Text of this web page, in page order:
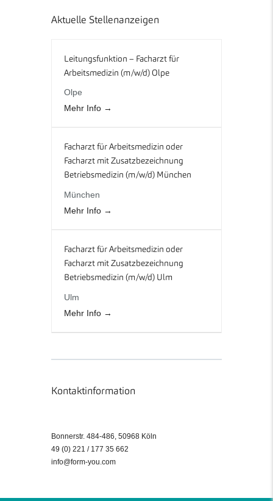
Aktuelle Stellenanzeigen
Leitungsfunktion – Facharzt für
Arbeitsmedizin (m/w/d) Olpe
Olpe
Mehr Info
Facharzt für Arbeitsmedizin oder
Facharzt mit Zusatzbezeichnung
Betriebsmedizin (m/w/d) München
München
Mehr Info
Facharzt für Arbeitsmedizin oder
Facharzt mit Zusatzbezeichnung
Betriebsmedizin (m/w/d) Ulm
Ulm
Mehr Info
Kontaktinformation
Bonnerstr. 484-486, 50968 Köln
49 (0) 221 / 177 35 662
info@form-you.com